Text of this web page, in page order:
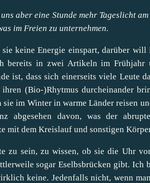
aber eine Stunde mehr Tageslicht
im Freien zu unternehmen.
keine Energie einspart, darüber will
bereits in zwei Artikeln im Frühjahr
ist, dass sich einerseits viele Leute
(Bio-)Rhytmus durcheinander
sie im Winter in warme Länder reisen
abgesehen davon, was der
mit dem Kreislauf und sonstigen
zu sein, zu wissen, ob sie die Uhr
sogar Eselbsbrücken gibt. Ich
keine. Jedenfalls nicht, wenn